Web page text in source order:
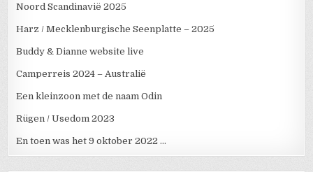
Noord Scandinavië 2025
Harz / Mecklenburgische Seenplatte – 2025
Buddy & Dianne website live
Camperreis 2024 – Australië
Een kleinzoon met de naam Odin
Rügen / Usedom 2023
En toen was het 9 oktober 2022 …